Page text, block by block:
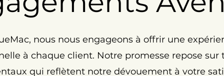
nous nous engageons à offrir une
à chaque client. Notre promesse repose sur
qui reflètent notre dévouement à votre